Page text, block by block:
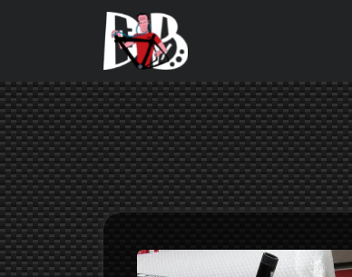
Salta al contenuto principale